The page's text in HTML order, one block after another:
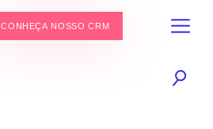
CONHEÇA NOSSO CRM